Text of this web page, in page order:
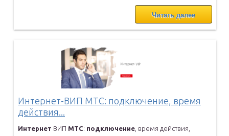
Читать далее
Интернет-ВИП МТС: подключение, время
действия...
Интернет ВИП МТС: подключение , время действия,